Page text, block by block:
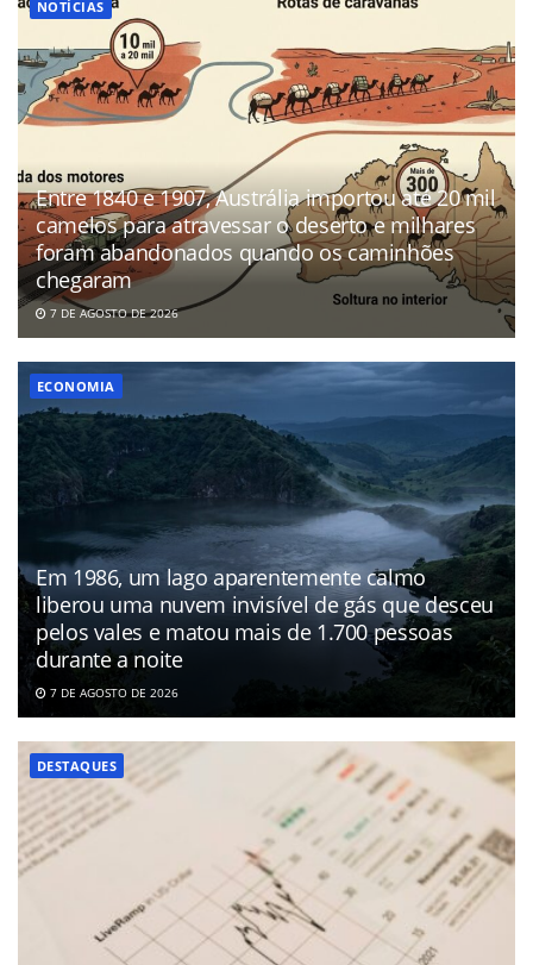
NOTÍCIAS
Entre 1840 e 1907, Austrália importou até 20 mil
camelos para atravessar o deserto e milhares
foram abandonados quando os caminhões
chegaram
7 DE AGOSTO DE 2026
ECONOMIA
Em 1986, um lago aparentemente calmo
liberou uma nuvem invisível de gás que desceu
pelos vales e matou mais de 1.700 pessoas
durante a noite
7 DE AGOSTO DE 2026
DESTAQUES